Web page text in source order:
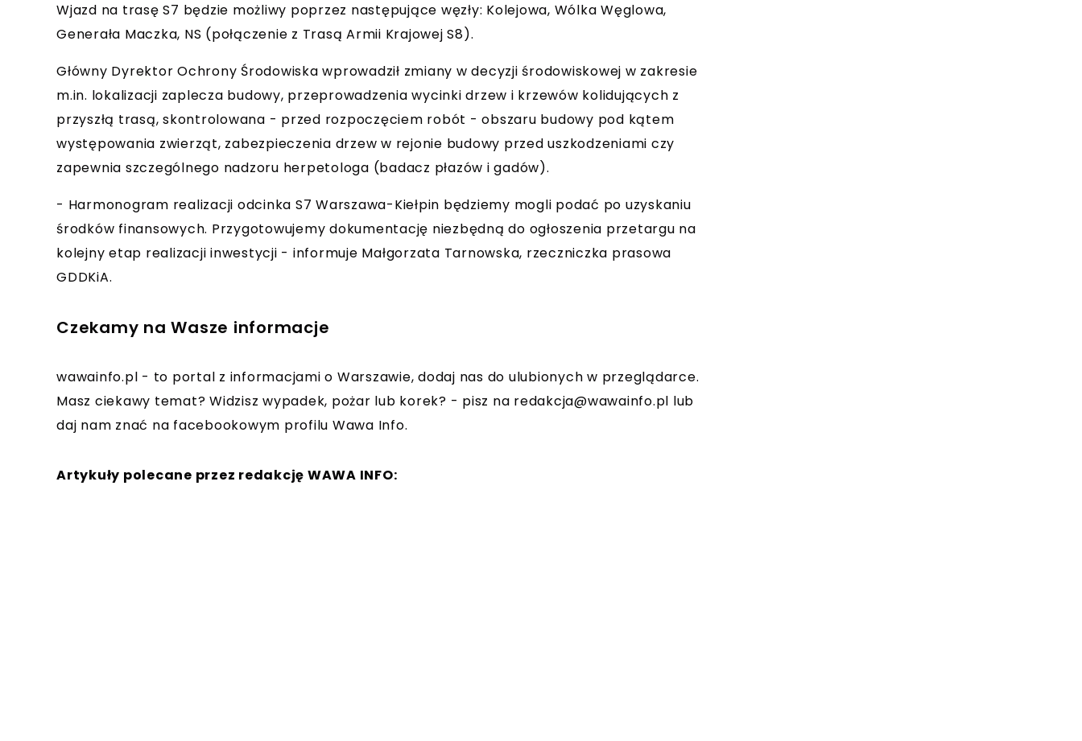
Wjazd na trasę S7 będzie możliwy poprzez następujące węzły: Kolejowa, Wólka Węglowa,
Generała Maczka, NS (połączenie z Trasą Armii Krajowej S8).
Główny Dyrektor Ochrony Środowiska wprowadził zmiany w decyzji środowiskowej w zakresie
m.in. lokalizacji zaplecza budowy, przeprowadzenia wycinki drzew i krzewów kolidujących z
przyszłą trasą, skontrolowana - przed rozpoczęciem robót - obszaru budowy pod kątem
występowania zwierząt, zabezpieczenia drzew w rejonie budowy przed uszkodzeniami czy
zapewnia szczególnego nadzoru herpetologa (badacz płazów i gadów).
- Harmonogram realizacji odcinka S7 Warszawa-Kiełpin będziemy mogli podać po uzyskaniu
środków finansowych. Przygotowujemy dokumentację niezbędną do ogłoszenia przetargu na
kolejny etap realizacji inwestycji - informuje Małgorzata Tarnowska, rzeczniczka prasowa
GDDKiA.
Czekamy na Wasze informacje
wawainfo.pl - to portal z informacjami o Warszawie, dodaj nas do ulubionych w przeglądarce.
Masz ciekawy temat? Widzisz wypadek, pożar lub korek? - pisz na redakcja@wawainfo.pl lub
daj nam znać na facebookowym profilu Wawa Info.
Artykuły polecane przez redakcję WAWA INFO: